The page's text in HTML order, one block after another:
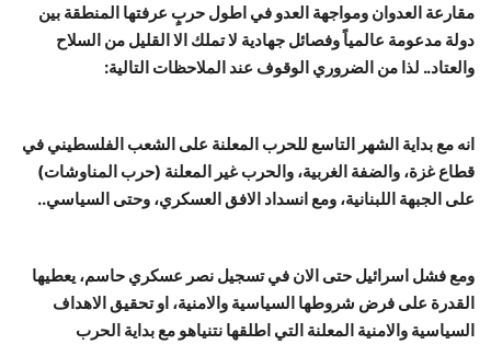
مقارعة العدوان ومواجهة العدو في اطول حربٍ عرفتها المنطقة بين
دولة مدعومة عالمياً وفصائل جهادية لا تملك الا القليل من السلاح
والعتاد.. لذا من الضروري الوقوف عند الملاحظات التالية:
انه مع بداية الشهر التاسع للحرب المعلنة على الشعب الفلسطيني في
قطاع غزة، والضفة الغربية، والحرب غير المعلنة (حرب المناوشات)
على الجبهة اللبنانية، ومع انسداد الافق العسكري، وحتى السياسي..
ومع فشل اسرائيل حتى الان في تسجيل نصر عسكري حاسم، يعطيها
القدرة على فرض شروطها السياسية والامنية، او تحقيق الاهداف
السياسية والامنية المعلنة التي اطلقها نتنياهو مع بداية الحرب